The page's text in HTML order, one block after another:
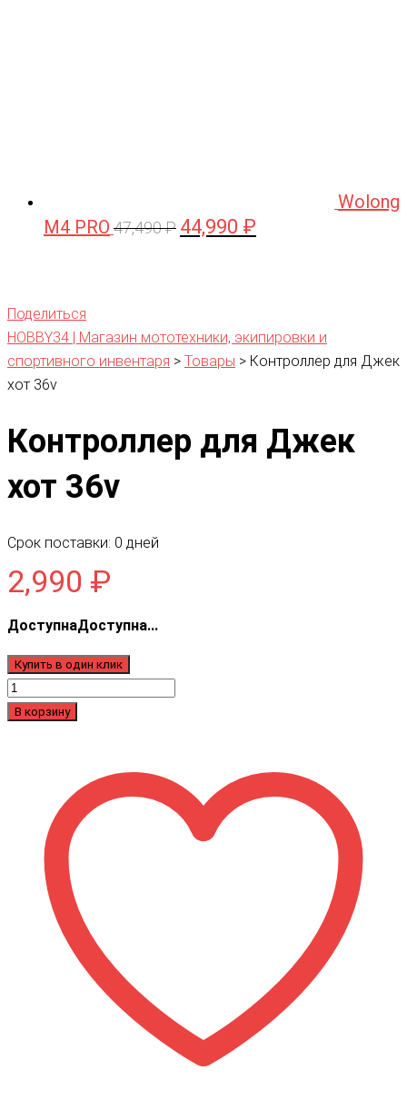
Wolong
M4 PRO 47,490₽ Первоначальная
44,990 ₽
Поделиться
HOBBY34 | Магазин мототехники, экипировки и
спортивного инвентаря > Товары > Контроллер для Джек
хот 36v
Контроллер для Джек
хот 36v
Срок поставки: 0 дней
2,990 ₽
ДоступнаДоступна...
Купить в один клик
Количество
товара
В корзину